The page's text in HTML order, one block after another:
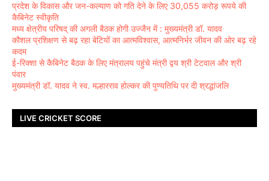
प्रदेश के विकास और जन-कल्याण को गति देने के लिए 30,055 करोड़ रूपये की
कैबिनेट स्वीकृति
मध्य क्षेत्रीय परिषद् की अगली बैठक होगी उज्जैन में : मुख्यमंत्री डॉ. यादव
कौशल प्रशिक्षण से बढ़ रहा बेटियों का आत्मविश्वास, आत्मनिर्भर जीवन की ओर बढ़ रहे
कदम
ई-रिक्शा से कैबिनेट बैठक के लिए मंत्रालय पहुंचे मंत्री द्वय श्री टेटवाल और श्री
पंवार
मुख्यमंत्री डॉ. यादव ने स्व. मल्हारराव होल्कर की पुण्यतिथि पर दी श्रद्धांजलि
LIVE CRICKET SCORE